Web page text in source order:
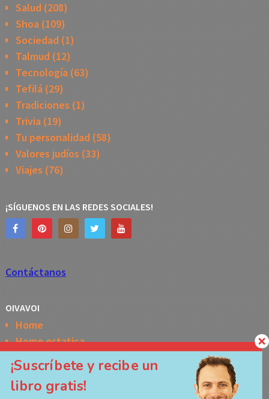
Salud (208)
Shoa(109)
Sociedad(1)
Talmud (12)
Tecnología(63)
Tefilá(29)
Tradiciones (1)
Trivia(19)
Tu personalidad(58)
Valores judíos (33)
Viajes (76)
¡SÍGUENOS EN LAS REDES SOCIALES!
Contáctanos
OIVAVOI
Home
Home estatica
Horóscopo semanal de la Kabbalah
Memes
No Access
¡Suscríbete y recibe un
libro gratis!